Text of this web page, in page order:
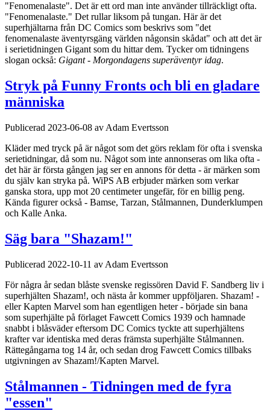
"Fenomenalaste". Det är ett ord man inte använder tillräckligt ofta.
"Fenomenalaste." Det rullar liksom på tungan. Här är det
superhjältarna från DC Comics som beskrivs som "det
fenomenalaste äventyrsgäng världen någonsin skådat" och att det är
i serietidningen Gigant som du hittar dem. Tycker om tidningens
slogan också: Gigant - Morgondagens superäventyr idag.
Stryk på Funny Fronts och bli en gladare
människa
Publicerad 2023-06-08 av Adam Evertsson
Kläder med tryck på är något som det görs reklam för ofta i svenska
serietidningar, då som nu. Något som inte annonseras om lika ofta -
det här är första gången jag ser en annons för detta - är märken som
du själv kan stryka på. WiPS AB erbjuder märken som verkar
ganska stora, upp mot 20 centimeter ungefär, för en billig peng.
Kända figurer också - Bamse, Tarzan, Stålmannen, Dunderklumpen
och Kalle Anka.
Säg bara "Shazam!"
Publicerad 2022-10-11 av Adam Evertsson
För några år sedan blåste svenske regissören David F. Sandberg liv i
superhjälten Shazam!, och nästa år kommer uppföljaren. Shazam! -
eller Kapten Marvel som han egentligen heter - började sin bana
som superhjälte på förlaget Fawcett Comics 1939 och hamnade
snabbt i blåsväder eftersom DC Comics tyckte att superhjältens
krafter var identiska med deras främsta superhjälte Stålmannen.
Rättegångarna tog 14 år, och sedan drog Fawcett Comics tillbaks
utgivningen av Shazam!/Kapten Marvel.
Stålmannen - Tidningen med de fyra
"essen"